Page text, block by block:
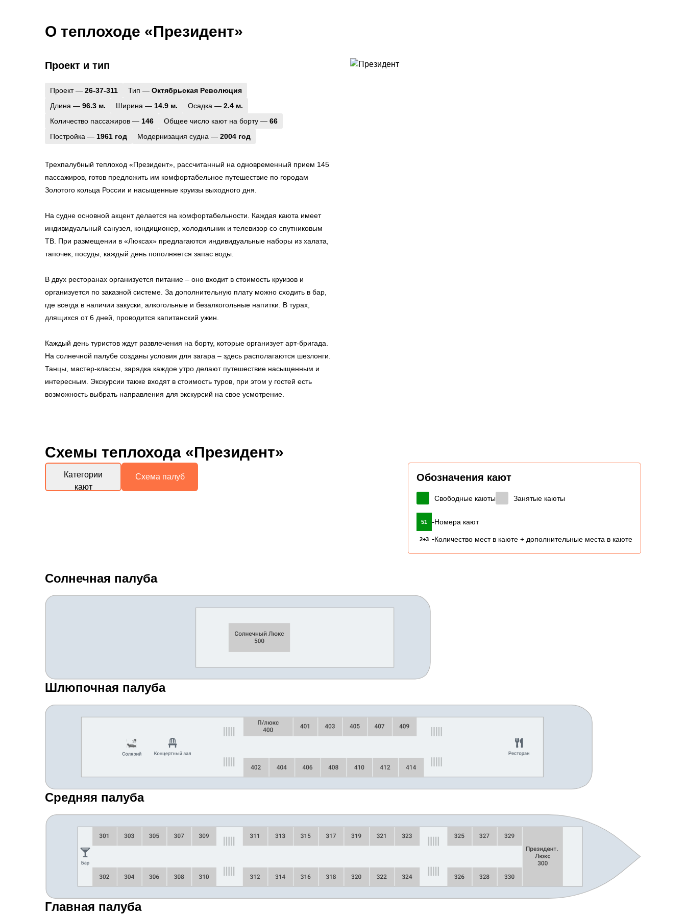
О теплоходе «Президент»
Проект и тип
Проект — 26-37-311 Тип — Октябрьская Революция
Длина — 96.3 м. Ширина — 14.9 м. Осадка — 2.4 м.
Количество пассажиров — 146 Общее число кают на борту — 66
Постройка — 1961 год Модернизация судна — 2004 год
Трехпалубный теплоход «Президент», рассчитанный на одновременный прием 145
пассажиров, готов предложить им комфортабельное путешествие по городам
Золотого кольца России и насыщенные круизы выходного дня.
На судне основной акцент делается на комфортабельности. Каждая каюта имеет
индивидуальный санузел, кондиционер, холодильник и телевизор со спутниковым
ТВ. При размещении в «Люксах» предлагаются индивидуальные наборы из халата,
тапочек, посуды, каждый день пополняется запас воды.
В двух ресторанах организуется питание – оно входит в стоимость круизов и
организуется по заказной системе. За дополнительную плату можно сходить в бар,
где всегда в наличии закуски, алкогольные и безалкогольные напитки. В турах,
длящихся от 6 дней, проводится капитанский ужин.
Каждый день туристов ждут развлечения на борту, которые организует арт-бригада.
На солнечной палубе созданы условия для загара – здесь располагаются шезлонги.
Танцы, мастер-классы, зарядка каждое утро делают путешествие насыщенным и
интересным. Экскурсии также входят в стоимость туров, при этом у гостей есть
возможность выбрать направления для экскурсий на свое усмотрение.
Схемы теплохода «Президент»
Обозначения кают
Свободные каюты Занятые каюты
51 -Номера кают
2+3 -Количество мест в каюте + дополнительные места в каюте
Категории
кают
Схема палуб
Солнечная палуба
Шлюпочная палуба
Средняя палуба
Главная палуба